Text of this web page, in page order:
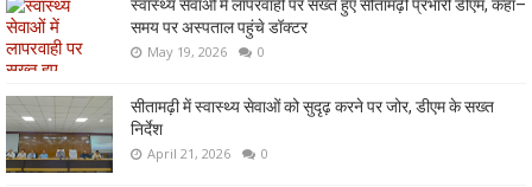
स्वास्थ्य सेवाओं में लापरवाही पर सख्त हुए सीतामढ़ी प्रभारी डीएम, कहा–
समय पर अस्पताल पहुंचे डॉक्टर
May 19, 2026 0
सीतामढ़ी में स्वास्थ्य सेवाओं को सुदृढ़ करने पर जोर, डीएम के सख्त
निर्देश
April 21, 2026 0